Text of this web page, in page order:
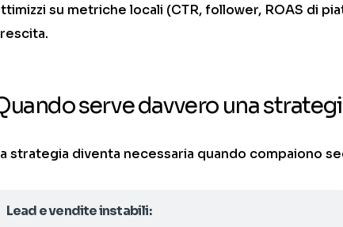
su metriche locali (CTR, follower, ROAS di
serve davvero una
strategia diventa necessaria quando compaiono
Lead e vendite instabili: